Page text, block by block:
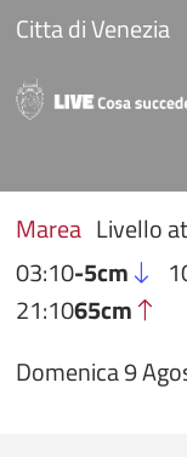
Salta al
Citta di Venezia
Marea Livello
03:10-5cm
21:1065cm
Domenica 9